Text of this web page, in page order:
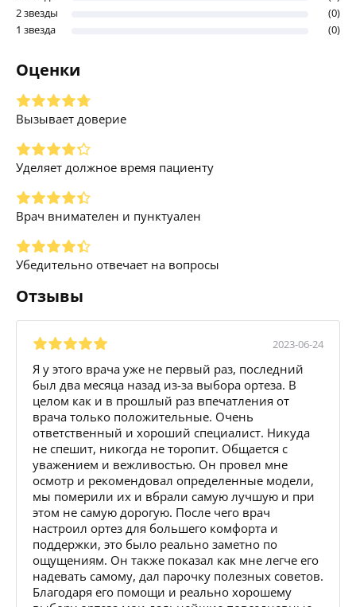
2 звезды
(0)
1 звезда
(0)
Оценки
Вызывает доверие
Уделяет должное время пациенту
Врач внимателен и пунктуален
Убедительно отвечает на вопросы
Отзывы
2023-06-24
Я у этого врача уже не первый раз, последний
был два месяца назад из-за выбора ортеза. В
целом как и в прошлый раз впечатления от
врача только положительные. Очень
ответственный и хороший специалист. Никуда
не спешит, никогда не торопит. Общается с
уважением и вежливостью. Он провел мне
осмотр и рекомендовал определенные модели,
мы померили их и вбрали самую лучшую и при
этом не самую дорогую. После чего врач
настроил ортез для большего комфорта и
поддержки, это было реально заметно по
ощущениям. Он также показал как мне легче его
надевать самому, дал парочку полезных советов.
Благодаря его помощи и реально хорошему